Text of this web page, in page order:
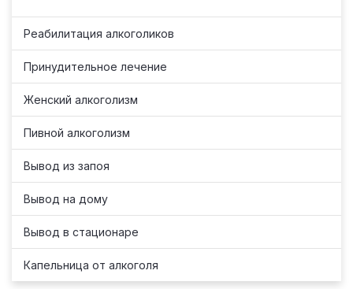
Реабилитация алкоголиков
Принудительное лечение
Женский алкоголизм
Пивной алкоголизм
Вывод из запоя
Вывод на дому
Вывод в стационаре
Капельница от алкоголя